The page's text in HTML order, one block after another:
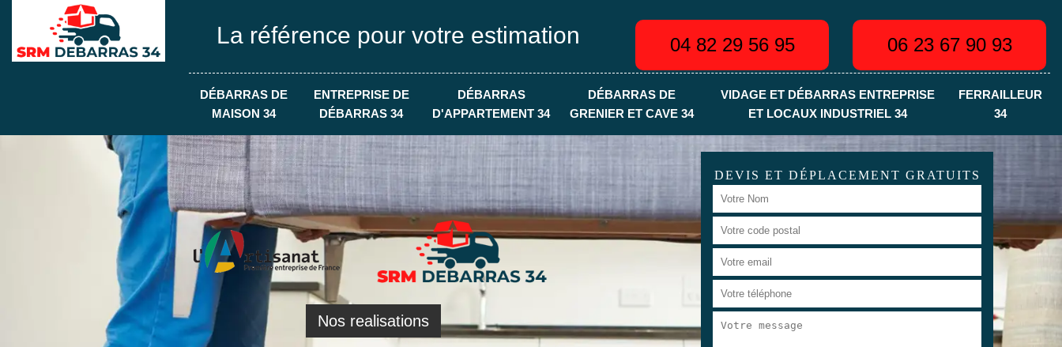
La référence pour votre estimation 04 82 29 56 95 06 23 67 90 93
DÉBARRAS DE
MAISON 34
ENTREPRISE DE
DÉBARRAS 34
DÉBARRAS
D'APPARTEMENT 34
DÉBARRAS DE
GRENIER ET CAVE 34
VIDAGE ET DÉBARRAS ENTREPRISE
ET LOCAUX INDUSTRIEL 34
FERRAILLEUR
34
Nos realisations
DEVIS ET DÉPLACEMENT GRATUITS